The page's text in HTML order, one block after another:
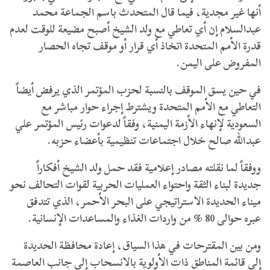
أنها غير مجدية، فيما قال المتحدث باسم الجماعة محمد
عبدالسلام إن أي تعاطي مع ولد الشيخ أصبح مضيعة للوقت لعدم
قدرة الأمم المتحدة اتخاذ أي قرار أو موقف تجاه الحصار
المفروض على اليمن.
في حين يسق الموقف بالنسبة لحزب المؤتمر الذي يرفض أيضاً
التعاطي مع الأمم المتحدة ويشترط إجراء حوار مباشر مع
السعودية لإنهاء الأزمة اليمنية، وفقاً لدعوات رئيس المؤتمر علي
عبدالله صالح خلال اجتماعات تنظيمية بأعضاء حزبه.
ووفقاً لما نقلته مصادر إعلامية فقد حمل ولد الشيخ أفكاراً
جديدة لبناء الثقة واحتواء العمليات الحربية لقوات التحالف نحو
ميناء الحديدة الاستراتيجي على البحر الأحمر، الذي تتدفق
عبره حوالى 80 % من واردات الغذاء والمساعدات الإنسانية.
ومن بين المقترحات في هذا السياق، إعادة محافظة الحديدة
إلى قائمة المناطق ذات الأولوية بالانسحاب إلى جانب العاصمة